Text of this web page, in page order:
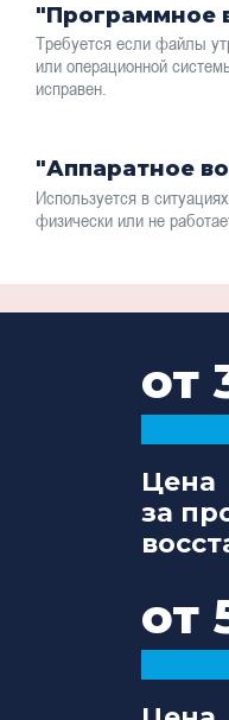
"Программное
Требуется если файлы
или операционной
исправен.
"Аппаратное
Используется в
физически или не
от
Цена
за
от